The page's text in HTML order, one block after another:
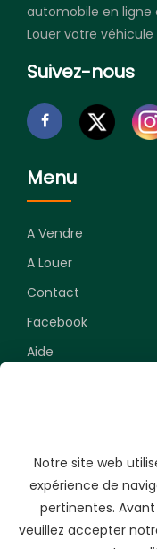
automobile en ligne
Louer votre véhicule
Suivez-nous
Menu
A Vendre
A Louer
Contact
Facebook
Aide
Souscrivez pour
Notre site web
expérience de
pertinentes.
veuillez accepter